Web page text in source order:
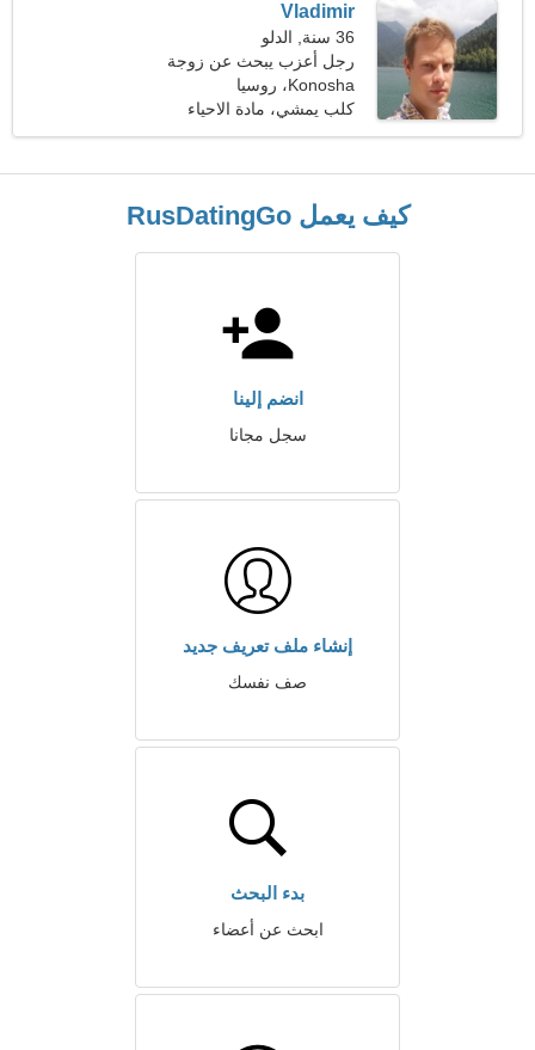
Vladimir
36 سنة, الدلو
رجل أعزب يبحث عن زوجة
Konosha، روسيا
كلب يمشي، مادة الاحياء
كيف يعمل RusDatingGo
انضم إلينا
سجل مجانا
إنشاء ملف تعريف جديد
صف نفسك
بدء البحث
ابحث عن أعضاء